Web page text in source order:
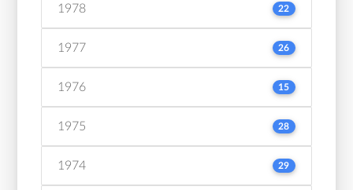
1978 22
1977 26
1976 15
1975 28
1974 29